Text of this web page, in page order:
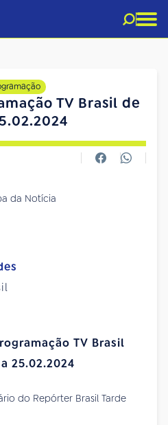
TV Brasil de
TV Brasil
a 25.02.2024